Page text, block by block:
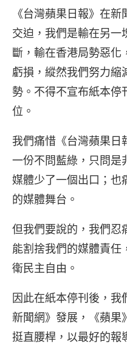
《台灣蘋果日報》在
交迫，我們是輸在另一
斷，輸在香港局勢惡
虧損，縱然我們努力縮
勢。不得不宣布紙本停
位。
我們痛惜《台灣蘋果日
一份不問藍綠，只問是
媒體少了一個出口；也
的媒體舞台。
但我們要說的，我們忍
能割捨我們的媒體責任
衛民主自由。
因此在紙本停刊後，我
新聞網》發展，《蘋果
挺直腰桿，以最好的報